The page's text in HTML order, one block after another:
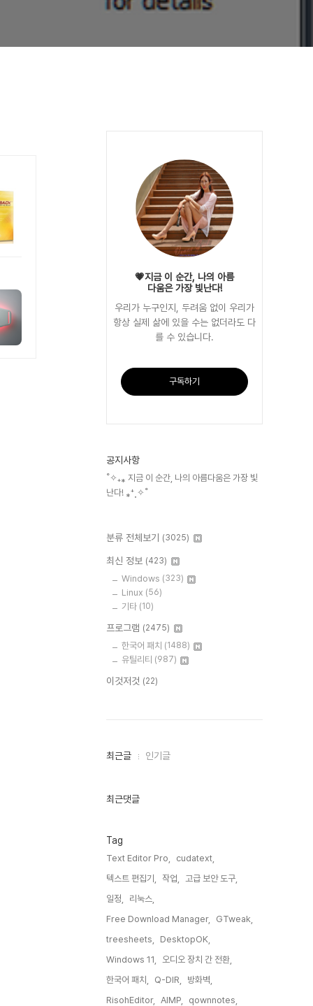
💗지금 이 순간, 나의 아름
다움은 가장 빛난다!
우리가 누구인지, 두려움 없이 우리가
항상 실제 삶에 있을 수는 없더라도 다
를 수 있습니다.
구독하기
공지사항
˚✧₊⁎ 지금 이 순간, 나의 아름다움은 가장 빛
난다! ⁎⁺˳✧˚
분류 전체보기 (3025)
최신 정보 (423)
Windows (323)
Linux (56)
기타 (10)
프로그램 (2475)
한국어 패치 (1488)
유틸리티 (987)
이것저것 (22)
최
인
최근글 인기글
최근댓글
Tag
Text Editor Pro,
cudatext,
텍스트 편집기,
작업,
고급 보안 도구,
일정,
리눅스,
Free Download Manager,
GTweak,
treesheets,
DesktopOK,
Windows 11,
오디오 장치 간 전환,
한국어 패치,
Q-DIR,
방화벽,
RisohEditor,
AIMP,
qownnotes,